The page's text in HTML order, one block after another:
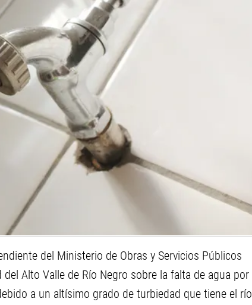
del Ministerio de Obras y Servicios Públicos
Alto Valle de Río Negro sobre la falta de agua por
a un altísimo grado de turbiedad que tiene el río